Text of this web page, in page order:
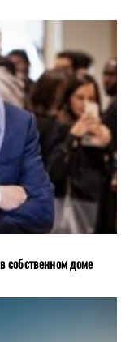
собственном доме